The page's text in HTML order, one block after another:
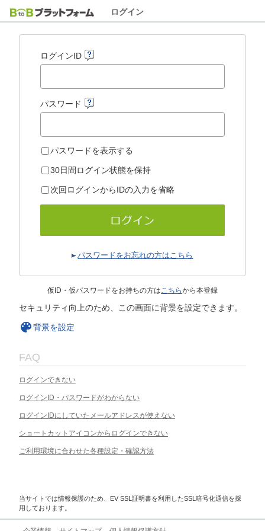
ログイン
ログインID
パスワード
パスワードを表示する
30日間ログイン状態を保持
次回ログインからIDの入力を省略
パスワードをお忘れの方はこちら
仮ID・仮パスワードをお持ちの方はこちらから本登録
セキュリティ向上のため、この画面に背景を設定できます。
背景を設定
FAQ
ログインできない
ログインID・パスワードがわからない
ログインIDにしていたメールアドレスが使えない
ショートカットアイコンからログインできない
ご利用環境に合わせた各種設定・確認方法
当サイトでは情報保護のため、EV SSL証明書を利用したSSL暗号化通信を採
用しております。